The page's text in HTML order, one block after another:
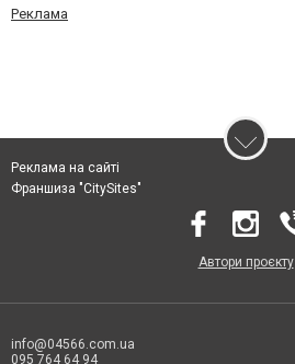
Реклама
Реклама на сайті
Франшиза "CitySites"
Автори проєкту
info@04566.com.ua
095 764 64 94